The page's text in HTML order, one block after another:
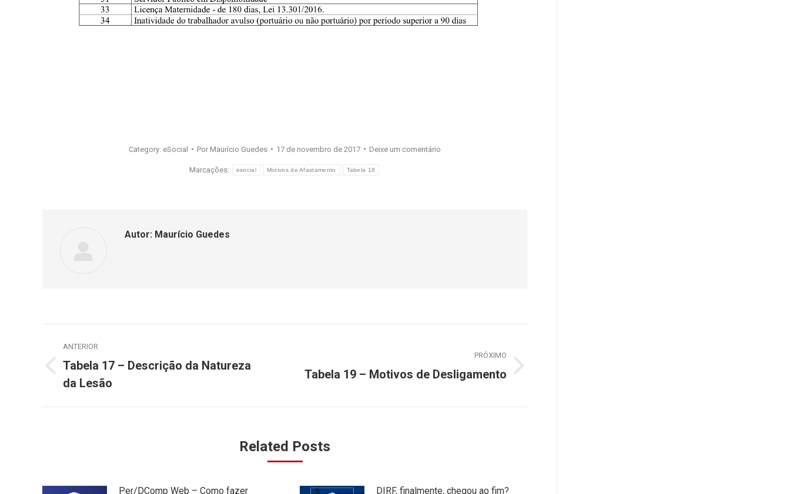
Category: eSocial Por Maurício Guedes 17 de novembro de 2017 Deixe um comentário
Marcações: esocial Motivos de Afastamento Tabela 18
Autor: Maurício Guedes
de
post:
ANTERIOR
Post
anterior:
Tabela 17 – Descrição da Natureza
da Lesão
PRÓXIMO
Próximo
Tabela 19 – Motivos de Desligamento
Related Posts
Per/DComp Web – Como fazer
DIRF, finalmente, chegou ao fim?